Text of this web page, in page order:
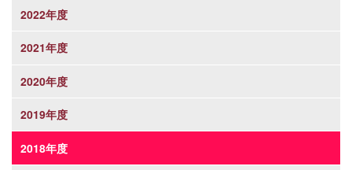
2022年度
2021年度
2020年度
2019年度
2018年度